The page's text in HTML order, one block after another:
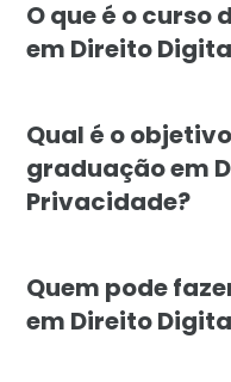
O que é o
em Direito
Qual é o
graduação em
Privacidade?
Quem pode
em Direito